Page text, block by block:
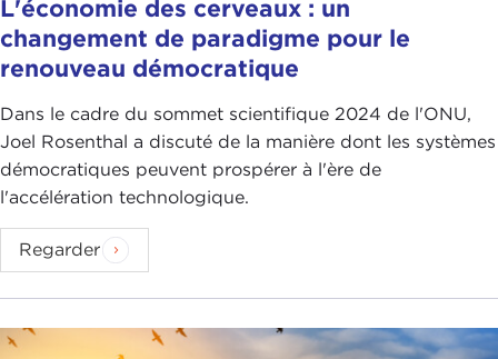
L'économie des cerveaux : un
changement de paradigme pour le
renouveau démocratique
Dans le cadre du sommet scientifique 2024 de l'ONU,
Joel Rosenthal a discuté de la manière dont les systèmes
démocratiques peuvent prospérer à l'ère de
l'accélération technologique.
Regarder